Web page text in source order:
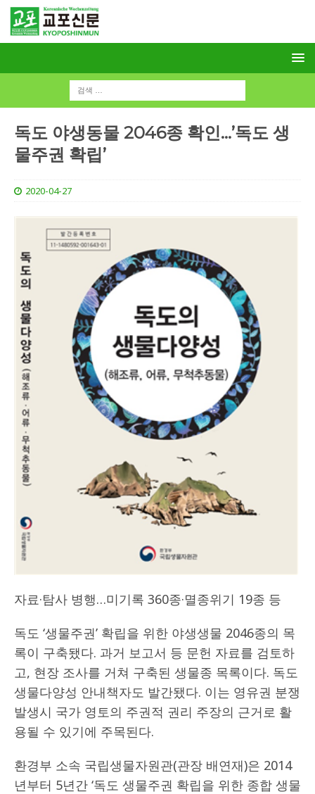
독도 야생동물 2046종 확인…’독도 생
물주권 확립’
2020-04-27
자료·탐사 병행…미기록 360종·멸종위기 19종 등
독도 ‘생물주권’ 확립을 위한 야생생물 2046종의 목
록이 구축됐다. 과거 보고서 등 문헌 자료를 검토하
고, 현장 조사를 거쳐 구축된 생물종 목록이다. 독도
생물다양성 안내책자도 발간됐다. 이는 영유권 분쟁
발생시 국가 영토의 주권적 권리 주장의 근거로 활
용될 수 있기에 주목된다.
환경부 소속 국립생물자원관(관장 배연재)은 2014
년부터 5년간 ‘독도 생물주권 확립을 위한 종합 생물